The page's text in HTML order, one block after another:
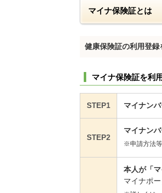
マイナ保険証とは
健康保険証の利用登
マイナ保険証を利
STEP1 マイナン
STEP2
マイナン
※申請方法
本人が「
マイナポ